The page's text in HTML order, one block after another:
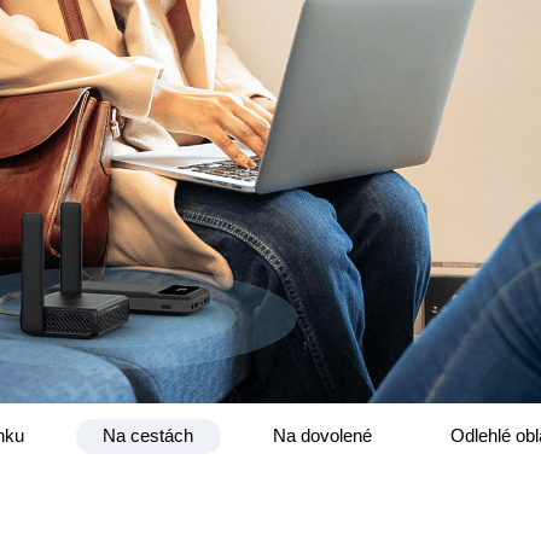
Na cestách Na dovolené Odlehlé